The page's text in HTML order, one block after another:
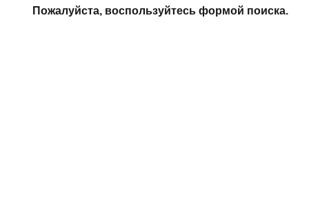
Пожалуйста, воспользуйтесь формой поиска.